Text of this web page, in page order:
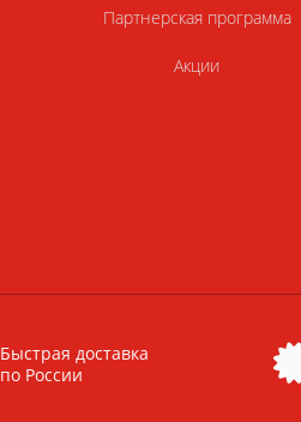
Партнерская программа
Акции
Быстрая доставка
по России